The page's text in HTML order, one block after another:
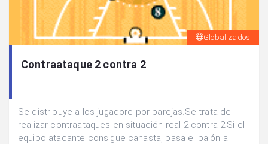
Globalizados
Contraataque 2 contra 2
Se distribuye a los jugadore por parejas.Se trata de
realizar contraataques en situación real 2 contra 2.Si el
equipo atacante consigue canasta, pasa el balón al